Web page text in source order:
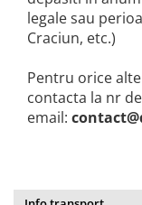
legale sau
Craciun, etc.)
Pentru orice
contacta la nr
email: